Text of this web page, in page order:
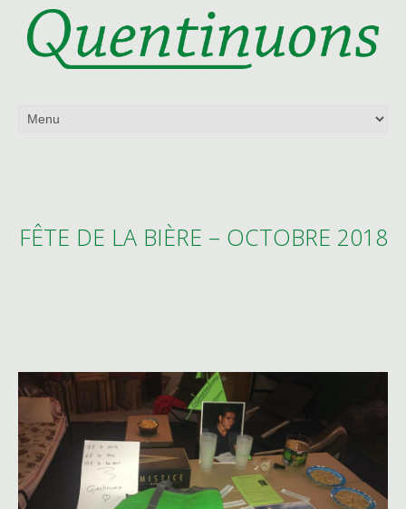
FÊTE DE LA BIÈRE – OCTOBRE 2018